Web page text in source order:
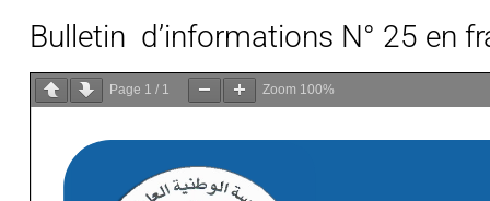
Bulletin d’informations N° 25 en
Page 1 / 1 Zoom 100%